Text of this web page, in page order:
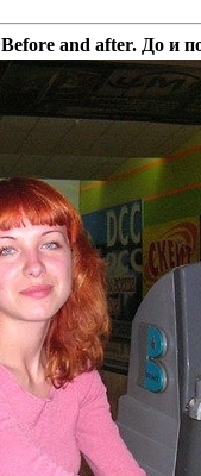
Before and after. До и